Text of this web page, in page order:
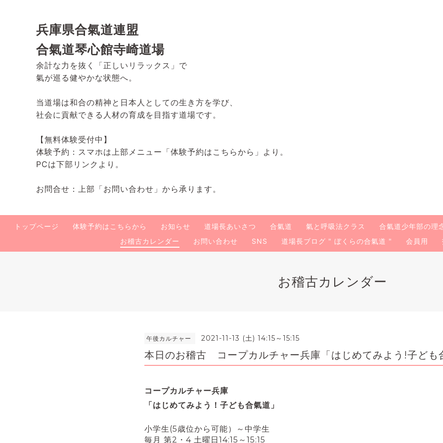
兵庫県合氣道連盟
合氣道琴心館寺崎道場
余計な力を抜く「正しいリラックス」で
氣が巡る健やかな状態へ。
当道場は和合の精神と日本人としての生き方を学び、
社会に貢献できる人材の育成を目指す道場です。
【無料体験受付中】
体験予約：スマホは上部メニュー「体験予約はこちらから」より。
PCは下部リンクより。
お問合せ：上部「お問い合わせ」から承ります。
トップページ 体験予約はこちらから お知らせ 道場長あいさつ 合氣道 氣と呼吸法クラス 合氣道少年部の理
お稽古カレンダー
お問い合わせ SNS 道場長ブログ " ぼくらの合氣道 " 会員用
お稽古カレンダー
午後カルチャー 2021-11-13 (土) 14:15～15:15
本日のお稽古 コープカルチャー兵庫「はじめてみよう!子ども
コープカルチャー兵庫
「はじめてみよう！子ども合氣道」
小学生(5歳位から可能）～中学生
毎月 第2・4 土曜日14:15～15:15